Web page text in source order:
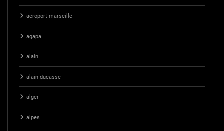
aeroport marseille
agapa
alain
alain ducasse
alger
alpes